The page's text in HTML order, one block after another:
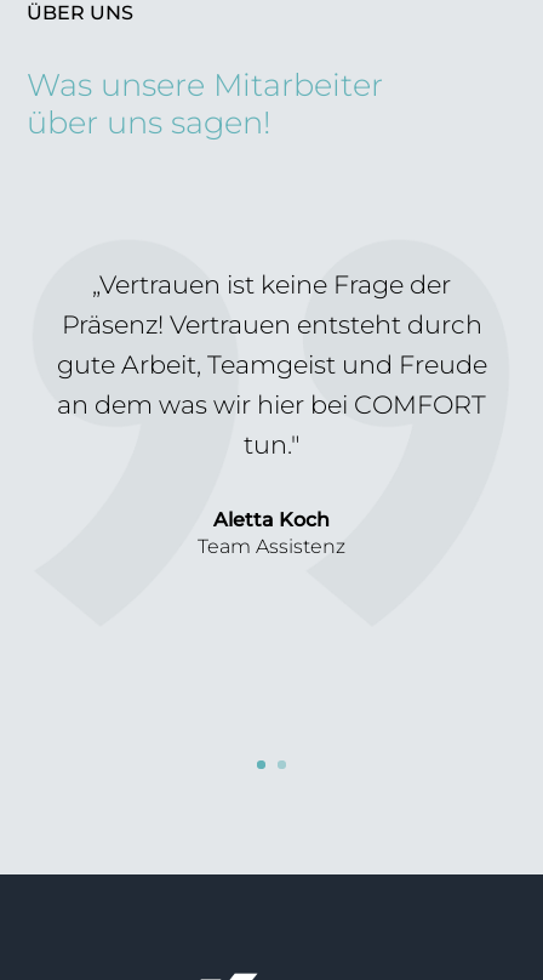
ÜBER UNS
Was unsere Mitarbeiter
über uns sagen!
„Vertrauen ist keine Frage der
Präsenz! Vertrauen entsteht durch
gute Arbeit, Teamgeist und Freude
an dem was wir hier bei COMFORT
tun."
Aletta Koch
Team Assistenz